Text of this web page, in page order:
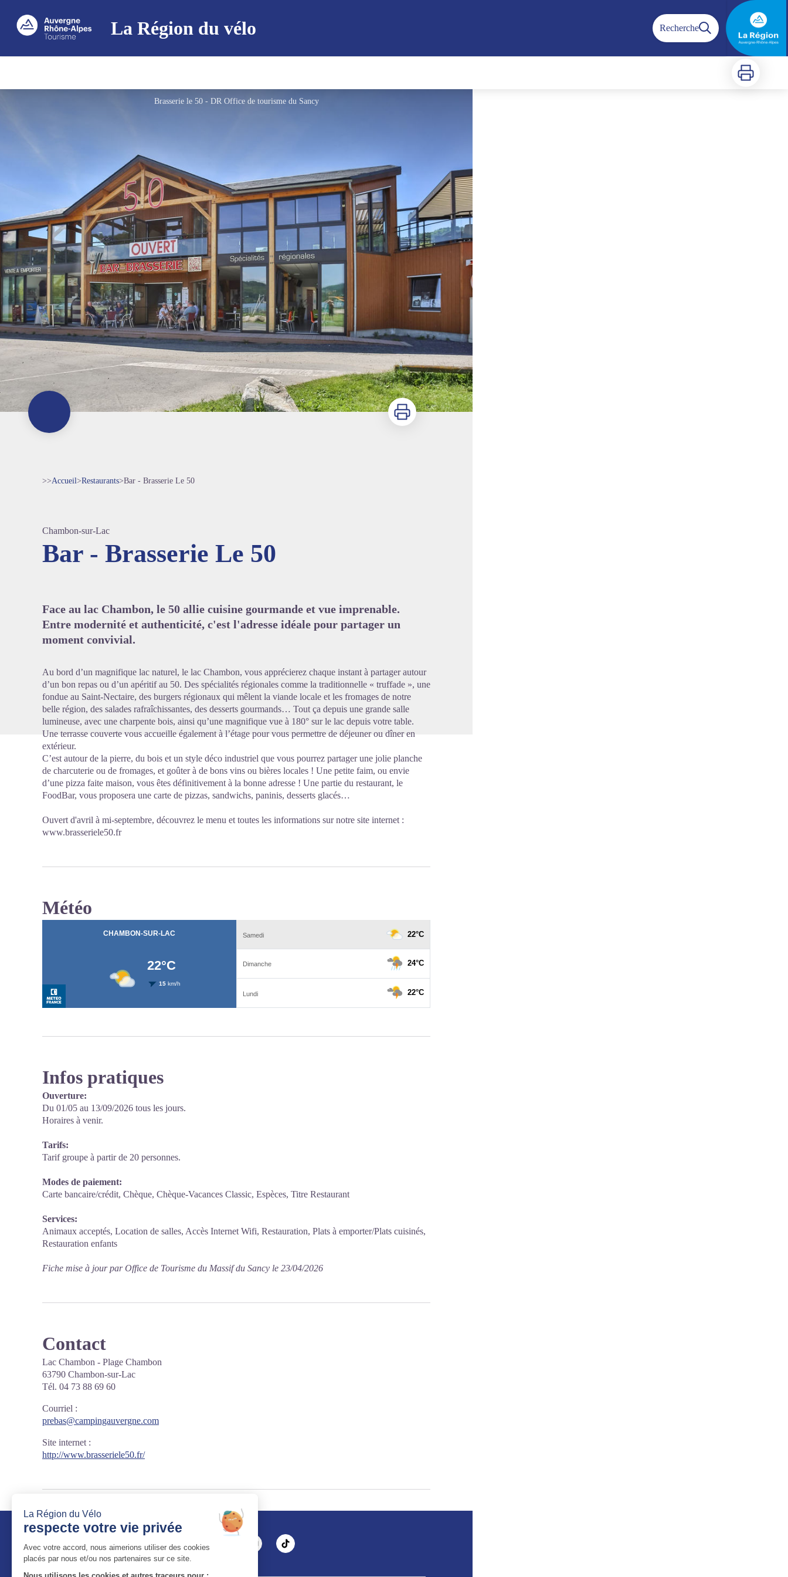
La Région du vélo Recherche
Imprimer
Brasserie le 50 - DR Office de tourisme du Sancy
Imprimer
>>Accueil>Restaurants>Bar - Brasserie Le 50
Chambon-sur-Lac
Bar - Brasserie Le 50
Face au lac Chambon, le 50 allie cuisine gourmande et vue imprenable.
Entre modernité et authenticité, c'est l'adresse idéale pour partager un
moment convivial.
Au bord d’un magnifique lac naturel, le lac Chambon, vous apprécierez chaque instant à partager autour
d’un bon repas ou d’un apéritif au 50. Des spécialités régionales comme la traditionnelle « truffade », une
fondue au Saint-Nectaire, des burgers régionaux qui mêlent la viande locale et les fromages de notre
belle région, des salades rafraîchissantes, des desserts gourmands… Tout ça depuis une grande salle
lumineuse, avec une charpente bois, ainsi qu’une magnifique vue à 180° sur le lac depuis votre table.
Une terrasse couverte vous accueille également à l’étage pour vous permettre de déjeuner ou dîner en
extérieur.
C’est autour de la pierre, du bois et un style déco industriel que vous pourrez partager une jolie planche
de charcuterie ou de fromages, et goûter à de bons vins ou bières locales ! Une petite faim, ou envie
d’une pizza faite maison, vous êtes définitivement à la bonne adresse ! Une partie du restaurant, le
FoodBar, vous proposera une carte de pizzas, sandwichs, paninis, desserts glacés…
Ouvert d'avril à mi-septembre, découvrez le menu et toutes les informations sur notre site internet :
www.brasseriele50.fr
Météo
Infos pratiques
Ouverture:
Du 01/05 au 13/09/2026 tous les jours.
Horaires à venir.
Tarifs:
Tarif groupe à partir de 20 personnes.
Modes de paiement:
Carte bancaire/crédit, Chèque, Chèque-Vacances Classic, Espèces, Titre Restaurant
Services:
Animaux acceptés, Location de salles, Accès Internet Wifi, Restauration, Plats à emporter/Plats cuisinés,
Restauration enfants
Fiche mise à jour par Office de Tourisme du Massif du Sancy le 23/04/2026
Contact
Lac Chambon - Plage Chambon
63790 Chambon-sur-Lac
Tél. 04 73 88 69 60
Courriel :
prebas@campingauvergne.com
Site internet :
http://www.brasseriele50.fr/